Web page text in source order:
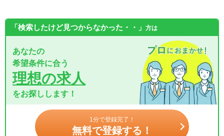
「検索したけど見つからなかった・・」 方は
あなたの
希望条件に合う
理想の求人
をお探しします！
1分で登録完了！
無料で登録する！